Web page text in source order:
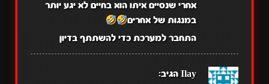
אחרי שנסיים איתו הוא בחיים לא יגע יותר
במנגות של אחרים
התחבר למערכת כדי להשתתף בדיון
Ilay הגיב: